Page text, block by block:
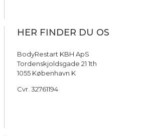
HER FINDER DU OS
BodyRestart KBH ApS
Tordenskjoldsgade 21 1th
1055 København K
Cvr. 32761194